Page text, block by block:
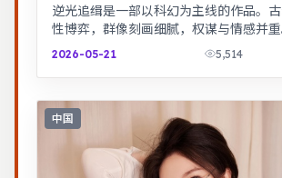
逆光追缉是一部以科幻为主线的作品。
性博弈，群像刻画细腻，权谋与情感并重
的人性博弈，群像刻画细腻，权谋与情感
2026-05-21 5,514
中国